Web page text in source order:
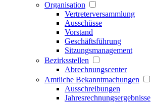
Organisation
Vertreterversammlung
Ausschüsse
Vorstand
Geschäftsführung
Sitzungsmanagement
Bezirksstellen
Abrechnungscenter
Amtliche Bekanntmachungen
Ausschreibungen
Jahresrechnungsergebnisse